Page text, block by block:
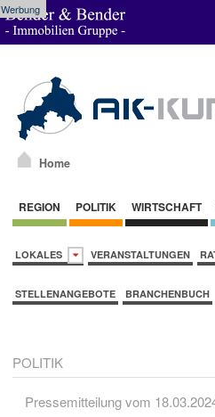
Werbung
Home
REGION POLITIK WIRTSCHAFT
LOKALES VERANSTALTUNGEN
STELLENANGEBOTE BRANCHENBUCH
POLITIK
Pressemitteilung vom